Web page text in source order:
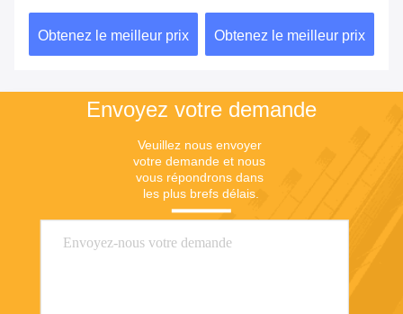
ultrasonique de
filtre/sécheur
Obtenez le meilleur prix
SUS304 de moules en
plastique
Obtenez le meilleur prix
Envoyez votre demande
Veuillez nous envoyer
votre demande et nous
vous répondrons dans
les plus brefs délais.